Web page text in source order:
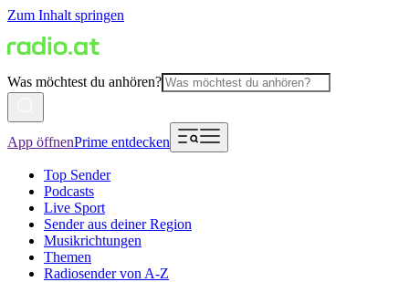
Zum Inhalt springen
Was möchtest du anhören?
App öffnenPrime entdecken
Top Sender
Podcasts
Live Sport
Sender aus deiner Region
Musikrichtungen
Themen
Radiosender von A-Z